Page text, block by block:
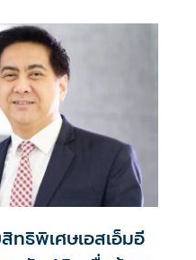
ธิพิเศษเอสเอ็มอี